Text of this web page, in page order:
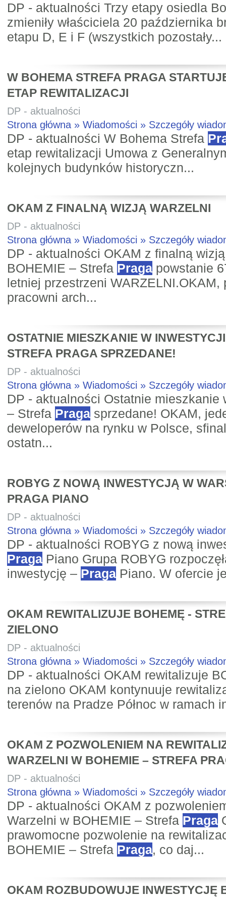
DP - aktualności Trzy etapy osiedla
zmieniły właściciela 20 października
etapu D, E i F (wszystkich pozostały...
W BOHEMA STREFA PRAGA
ETAP REWITALIZACJI
DP - aktualności
Strona główna » Wiadomości » Szczegóły
DP - aktualności W Bohema Strefa
etap rewitalizacji Umowa z
kolejnych budynków historyczn...
OKAM Z FINALNĄ WIZJĄ WARZELNI
DP - aktualności
Strona główna » Wiadomości » Szczegóły
DP - aktualności OKAM z finalną
BOHEMIE – Strefa Praga powstanie
letniej przestrzeni WARZELNI.OKAM,
pracowni arch...
OSTATNIE MIESZKANIE W
STREFA PRAGA SPRZEDANE!
DP - aktualności
Strona główna » Wiadomości » Szczegóły
DP - aktualności Ostatnie mieszkanie
– Strefa Praga sprzedane! OKAM,
deweloperów na rynku w Polsce,
ostatn...
ROBYG Z NOWĄ INWESTYCJĄ W
PRAGA PIANO
DP - aktualności
Strona główna » Wiadomości » Szczegóły
DP - aktualności ROBYG z nową
Praga Piano Grupa ROBYG
inwestycję – Praga Piano. W ofercie
OKAM REWITALIZUJE BOHEMĘ -
ZIELONO
DP - aktualności
Strona główna » Wiadomości » Szczegóły
DP - aktualności OKAM rewitalizuje
na zielono OKAM kontynuuje
terenów na Pradze Północ w ramach
OKAM Z POZWOLENIEM NA
WARZELNI W BOHEMIE – STREFA
DP - aktualności
Strona główna » Wiadomości » Szczegóły
DP - aktualności OKAM z
Warzelni w BOHEMIE – Strefa Praga
prawomocne pozwolenie na
BOHEMIE – Strefa Praga, co daj...
OKAM ROZBUDOWUJE INWESTYCJĘ